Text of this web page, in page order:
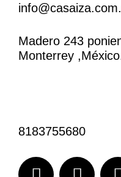
Madero 243
Monterrey
8183755680